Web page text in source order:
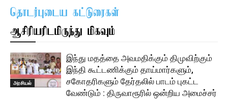
தொடர்புடைய கட்டுரைகள்
ஆசிரியரிடமிருந்து மிகவும்
அரசியல்
இந்து மதத்தை அவமதிக்கும் திமுவிற்கும்
இந்தி கூட்டணிக்கும் தாய்மார்களும்,
சகோதரிகளும் தேர்தலில் பாடம் புகட்ட
வேண்டும் : திருவாரூரில் ஒன்றிய அமைச்சர்